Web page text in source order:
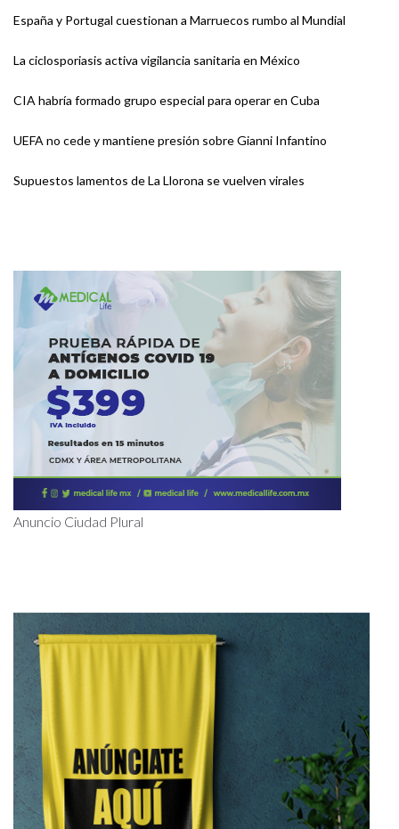
España y Portugal cuestionan a Marruecos rumbo al Mundial
La ciclosporiasis activa vigilancia sanitaria en México
CIA habría formado grupo especial para operar en Cuba
UEFA no cede y mantiene presión sobre Gianni Infantino
Supuestos lamentos de La Llorona se vuelven virales
Anuncio Ciudad Plural